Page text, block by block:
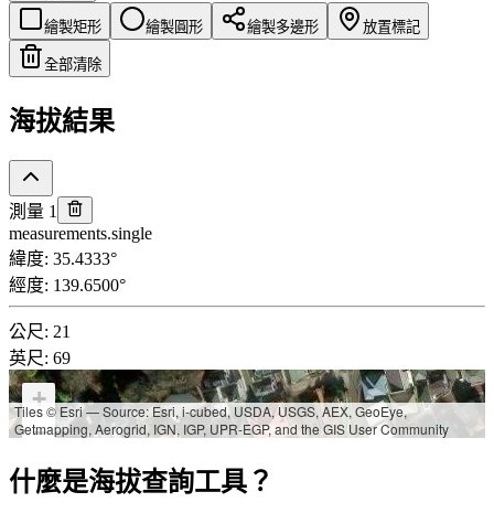
繪製矩形 繪製圓形 繪製多邊形 放置標記
全部清除
海拔結果
測量 1
measurements.single
緯度: 35.4333°
經度: 139.6500°
公尺: 21
英尺: 69
+
−
Tiles © Esri — Source: Esri, i-cubed, USDA, USGS, AEX, GeoEye,
Getmapping, Aerogrid, IGN, IGP, UPR-EGP, and the GIS User Community
什麼是海拔查詢工具？